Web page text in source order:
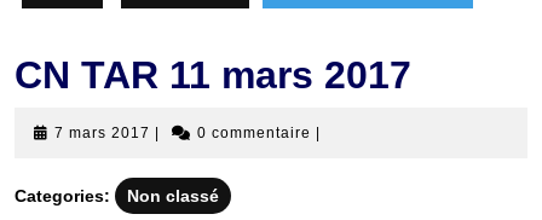
CN TAR 11 mars 2017
7 mars 2017 7
0 commentaire
Categories: Non classé